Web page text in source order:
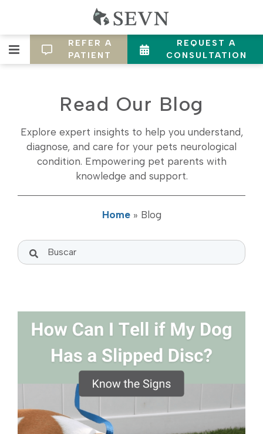
REFER A
PATIENT
REQUEST A
CONSULTATION
Read Our Blog
Explore expert insights to help you understand,
diagnose, and care for your pets neurological
condition. Empowering pet parents with
knowledge and support.
Home» Blog